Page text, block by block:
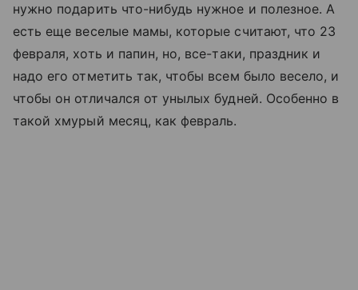
нужно подарить что-нибудь нужное и полезное. А
есть еще веселые мамы, которые считают, что 23
февраля, хоть и папин, но, все-таки, праздник и
надо его отметить так, чтобы всем было весело, и
чтобы он отличался от унылых будней. Особенно в
такой хмурый месяц, как февраль.